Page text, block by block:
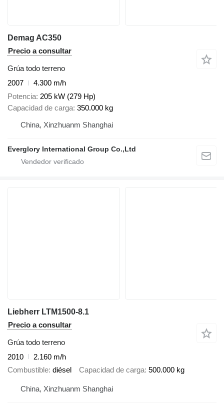
Demag AC350
Precio a consultar
Grúa todo terreno
2007
4.300 m/h
Potencia 205 kW (279 Hp)
Capacidad de carga 350.000 kg
China, Xinzhuanm Shanghai
Everglory International Group Co.,Ltd
Liebherr LTM1500-8.1
Precio a consultar
Grúa todo terreno
2010
2.160 m/h
Combustible diésel Capacidad de carga 500.000 kg
China, Xinzhuanm Shanghai